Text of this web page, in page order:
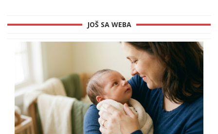
JOŠ SA WEBA